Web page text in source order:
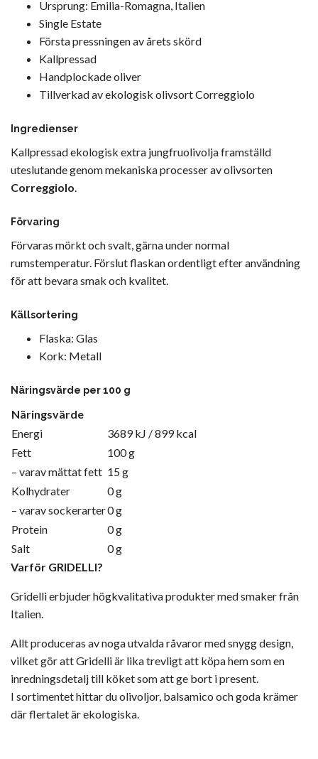
Ursprung: Emilia-Romagna, Italien
Single Estate
Första pressningen av årets skörd
Kallpressad
Handplockade oliver
Tillverkad av ekologisk olivsort Correggiolo
Ingredienser
Kallpressad ekologisk extra jungfruolivolja framställd
uteslutande genom mekaniska processer av olivsorten
Correggiolo.
Förvaring
Förvaras mörkt och svalt, gärna under normal
rumstemperatur. Förslut flaskan ordentligt efter användning
för att bevara smak och kvalitet.
Källsortering
Flaska: Glas
Kork: Metall
Näringsvärde per 100 g
Näringsvärde
Energi
3689 kJ / 899 kcal
Fett
100 g
– varav mättat fett 15 g
Kolhydrater
0 g
– varav sockerarter0 g
Protein
0 g
Salt
0 g
Varför GRIDELLI?
Gridelli erbjuder högkvalitativa produkter med smaker från
Italien.
Allt produceras av noga utvalda råvaror med snygg design,
vilket gör att Gridelli är lika trevligt att köpa hem som en
inredningsdetalj till köket som att ge bort i present.
I sortimentet hittar du olivoljor, balsamico och goda krämer
där flertalet är ekologiska.